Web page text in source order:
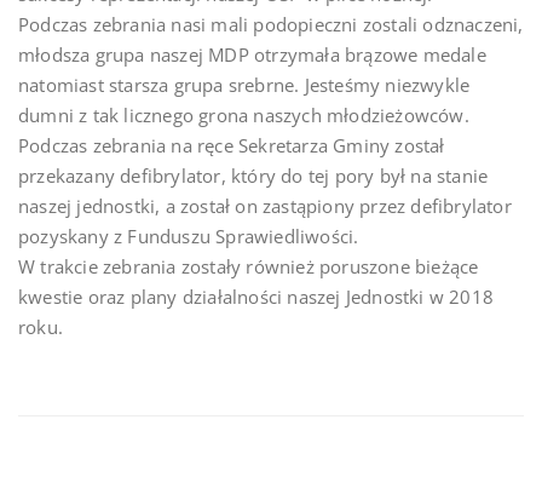
Podczas zebrania nasi mali podopieczni zostali odznaczeni,
młodsza grupa naszej MDP otrzymała brązowe medale
natomiast starsza grupa srebrne. Jesteśmy niezwykle
dumni z tak licznego grona naszych młodzieżowców.
Podczas zebrania na ręce Sekretarza Gminy został
przekazany defibrylator, który do tej pory był na stanie
naszej jednostki, a został on zastąpiony przez defibrylator
pozyskany z Funduszu Sprawiedliwości.
W trakcie zebrania zostały również poruszone bieżące
kwestie oraz plany działalności naszej Jednostki w 2018
roku.